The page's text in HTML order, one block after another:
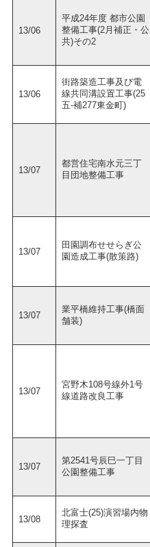
13/06
平成24年度 都市公園
整備工事(2月補正・公
共)その2
13/06
街路築造工事及び電
線共同溝設置工事(25
五-補277東金町)
13/07
都営住宅南水元三丁
目団地整備工事
13/07
田園調布せせらぎ公
園造成工事(散策路)
13/07
業平橋維持工事(橋面
舗装)
13/07
宮野木108号線外1号
線道路改良工事
13/07
第2541号辰巳一丁目
公園整備工事
13/08
北富士(25)演習場内物
理探査